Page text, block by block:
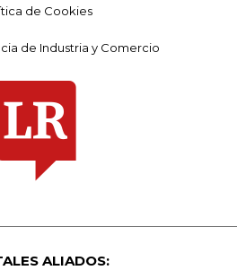
de Cookies
de Industria y Comercio
ALIADOS: